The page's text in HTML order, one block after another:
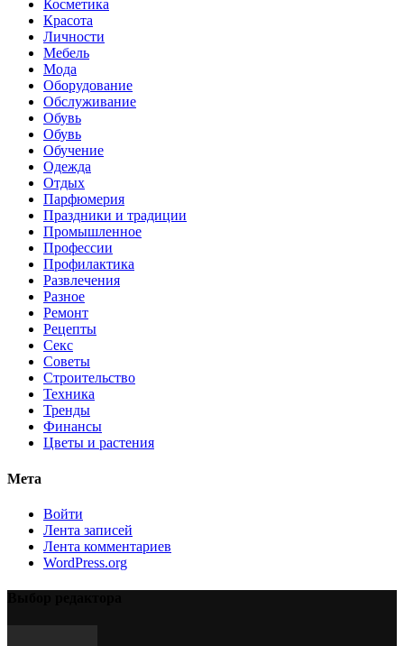
Косметика
Красота
Личности
Мебель
Мода
Оборудование
Обслуживание
Обувь
Обувь
Обучение
Одежда
Отдых
Парфюмерия
Праздники и традиции
Промышленное
Профессии
Профилактика
Развлечения
Разное
Ремонт
Рецепты
Секс
Советы
Строительство
Техника
Тренды
Финансы
Цветы и растения
Мета
Войти
Лента записей
Лента комментариев
WordPress.org